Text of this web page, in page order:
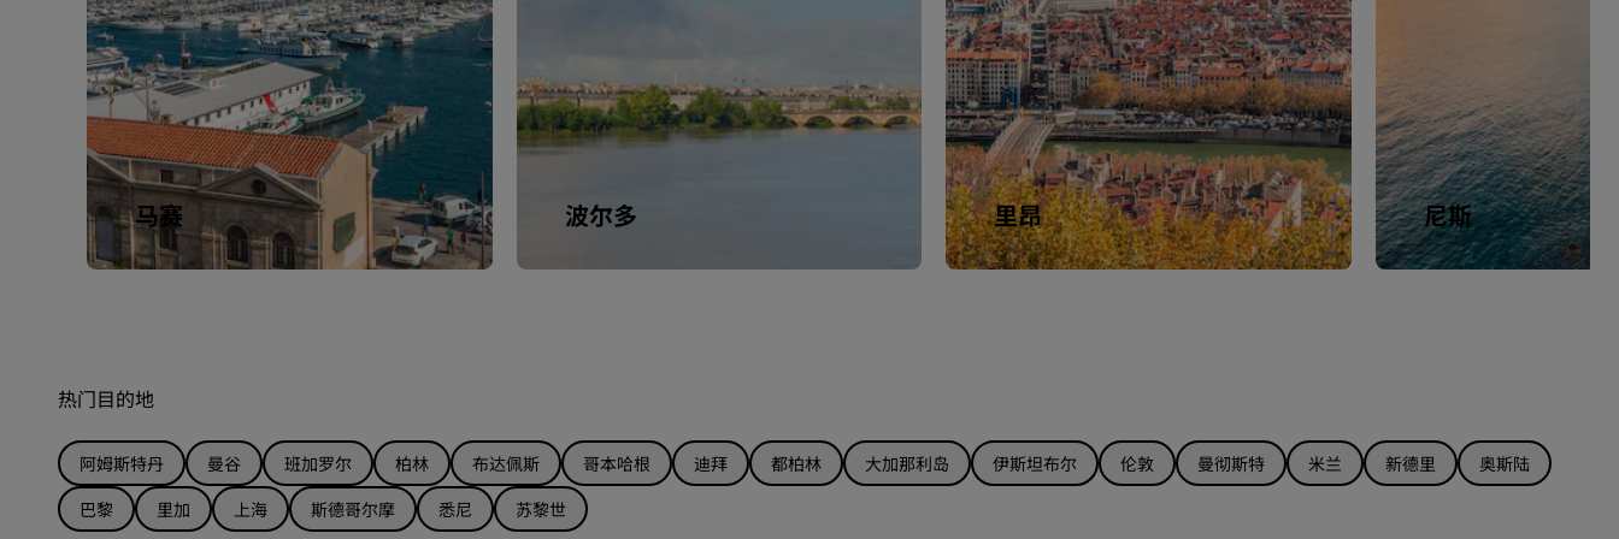
马赛 波尔多 里昂 尼斯
热门目的地
阿姆斯特丹 曼谷 班加罗尔 柏林 布达佩斯 哥本哈根 迪拜 都柏林 大加那利岛 伊斯坦布尔 伦敦 曼彻斯特 米兰 新德里
奥斯陆
巴黎
里加 上海 斯德哥尔摩 悉尼 苏黎世